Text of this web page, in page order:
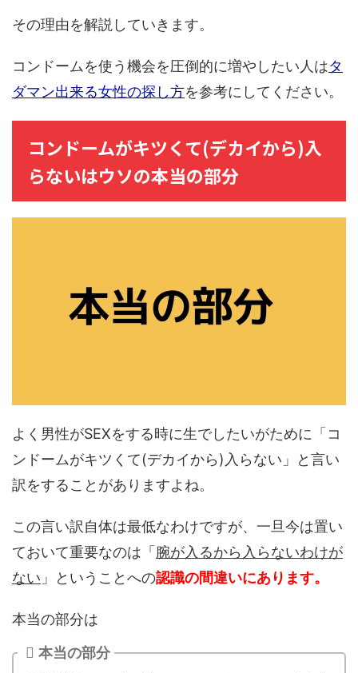
その理由を解説していきます。
コンドームを使う機会を圧倒的に増やしたい人はタ
ダマン出来る女性の探し方を参考にしてください。
コンドームがキツくて(デカイから)入
らないはウソの本当の部分
よく男性がSEXをする時に生でしたいがために「コ
ンドームがキツくて(デカイから)入らない」と言い
訳をすることがありますよね。
この言い訳自体は最低なわけですが、一旦今は置い
ておいて重要なのは「 腕が入るから入らないわけが
ない 」ということへの認識の間違いにあります。
本当の部分は
本当の部分